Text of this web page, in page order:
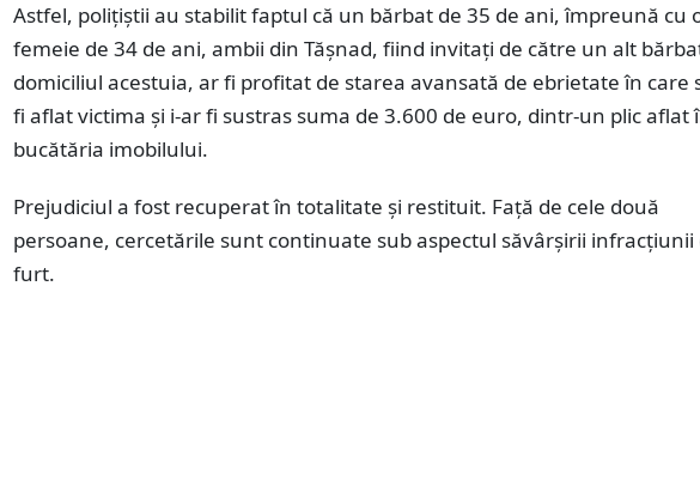
Astfel, polițiștii au stabilit faptul că un bărbat de 35 de ani, împreună cu
femeie de 34 de ani, ambii din Tășnad, fiind invitați de către un alt
domiciliul acestuia, ar fi profitat de starea avansată de ebrietate în care
fi aflat victima și i-ar fi sustras suma de 3.600 de euro, dintr-un plic aflat
bucătăria imobilului.
Prejudiciul a fost recuperat în totalitate și restituit. Față de cele două
persoane, cercetările sunt continuate sub aspectul săvârșirii infracțiunii
furt.